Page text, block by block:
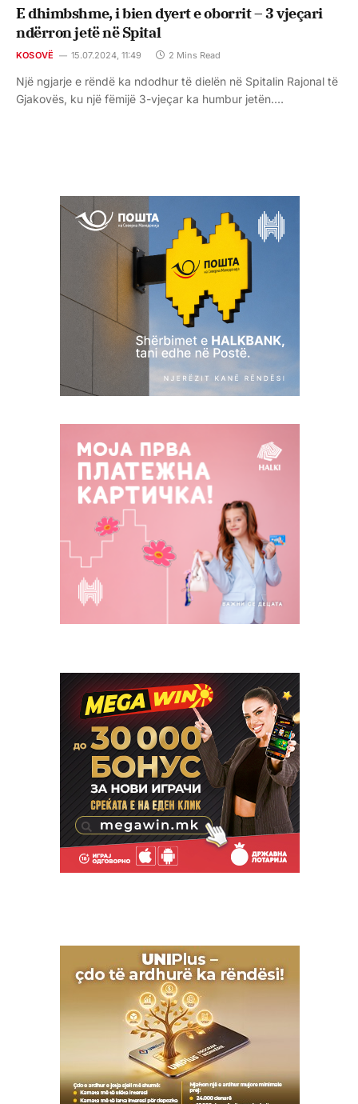
E dhimbshme, i bien dyert e oborrit – 3 vjeçari
ndërron jetë në Spital
KOSOVË 15.07.2024, 11:49 2 Mins Read
Një ngjarje e rëndë ka ndodhur të dielën në Spitalin Rajonal të
Gjakovës, ku një fëmijë 3-vjeçar ka humbur jetën.…